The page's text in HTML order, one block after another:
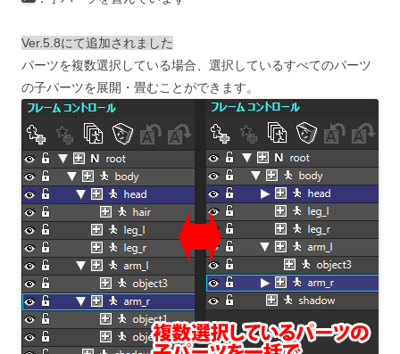
Ver.5.8にて追加されました
パーツを複数選択している場合、選択しているすべてのパーツ
の子パーツを展開・畳むことができます。